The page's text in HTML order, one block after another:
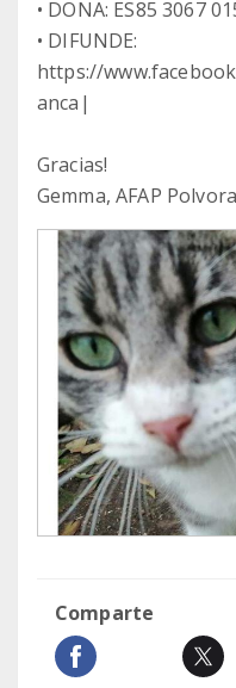
• DONA: ES85 3067
• DIFUNDE:
https://
anca|
Gracias!
Gemma, AFAP
Comparte